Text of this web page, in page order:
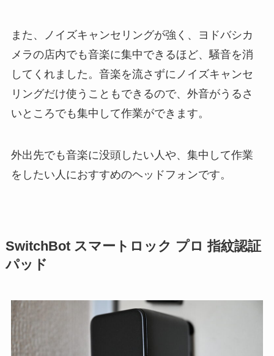
また、ノイズキャンセリングが強く、ヨドバシカ
メラの店内でも音楽に集中できるほど、騒音を消
してくれました。音楽を流さずにノイズキャンセ
リングだけ使うこともできるので、外音がうるさ
いところでも集中して作業ができます。
外出先でも音楽に没頭したい人や、集中して作業
をしたい人におすすめのヘッドフォンです。
SwitchBot スマートロック プロ 指紋認証
パッド